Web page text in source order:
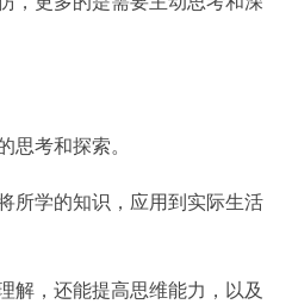
考和探索。
所学的知识，应用到实际生活
解，还能提高思维能力，以及